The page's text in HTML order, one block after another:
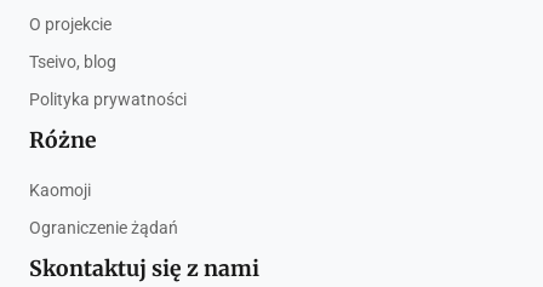
O projekcie
Tseivo, blog
Polityka prywatności
Różne
Kaomoji
Ograniczenie żądań
Skontaktuj się z nami